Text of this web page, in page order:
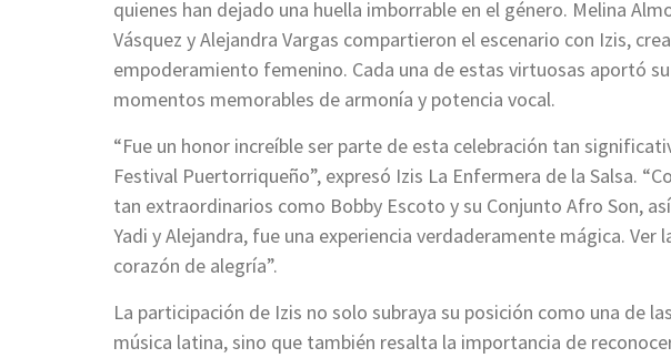
quienes han dejado una huella imborrable en el género. Melina
Vásquez y Alejandra Vargas compartieron el escenario con Izis,
empoderamiento femenino. Cada una de estas virtuosas aportó
momentos memorables de armonía y potencia vocal.
“Fue un honor increíble ser parte de esta celebración tan
Festival Puertorriqueño”, expresó Izis La Enfermera de la Salsa.
tan extraordinarios como Bobby Escoto y su Conjunto Afro Son,
Yadi y Alejandra, fue una experiencia verdaderamente mágica. Ver
corazón de alegría”.
La participación de Izis no solo subraya su posición como una de
música latina, sino que también resalta la importancia de